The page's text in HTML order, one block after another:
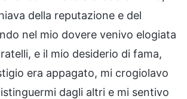
della reputazione e del
nel mio dovere venivo elogiata
e il mio desiderio di fama,
era appagato, mi crogiolavo
dagli altri e mi sentivo